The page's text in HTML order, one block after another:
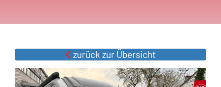
zurück zur Übersicht